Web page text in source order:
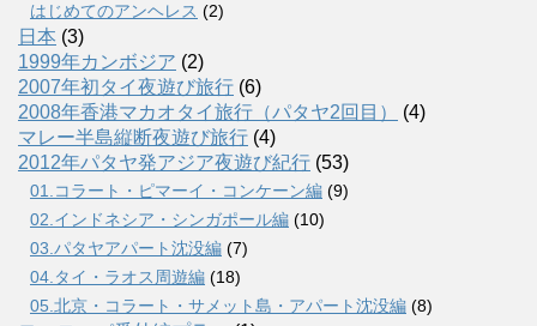
はじめてのアンヘレス (2)
日本 (3)
1999年カンボジア (2)
2007年初タイ夜遊び旅行 (6)
2008年香港マカオタイ旅行（パタヤ2回目）
(4)
マレー半島縦断夜遊び旅行 (4)
2012年パタヤ発アジア夜遊び紀行 (53)
01.コラート・ピマーイ・コンケーン編 (9)
02.インドネシア・シンガポール編 (10)
03.パタヤアパート沈没編 (7)
04.タイ・ラオス周遊編 (18)
05.北京・コラート・サメット島・アパート沈没編 (8)